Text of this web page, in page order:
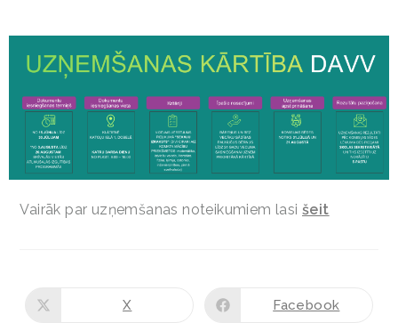
Vairāk par uzņemšanas noteikumiem lasišeit
X Facebook